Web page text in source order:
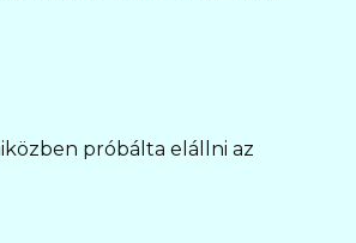
próbálta elállni az